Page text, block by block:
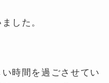
した。
い時間を過ごさせてい